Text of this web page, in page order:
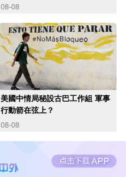
08-08
美國中情局秘設古巴工作組 軍事
行動箭在弦上？
08-08